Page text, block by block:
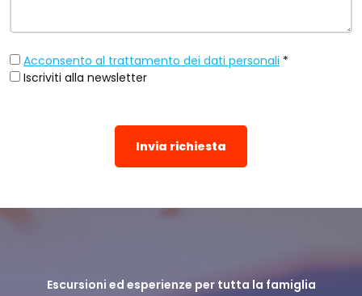
Acconsento al trattamento dei dati personali *
Iscriviti alla newsletter
Invia richiesta
Escursioni ed esperienze per tutta la famiglia